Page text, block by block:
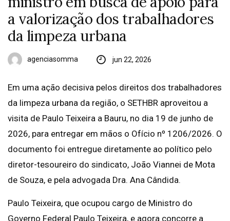
a valorização dos trabalhadores
da limpeza urbana
agenciasomma jun 22, 2026
Em uma ação decisiva pelos direitos dos trabalhadores
da limpeza urbana da região, o SETHBR aproveitou a
visita de Paulo Teixeira a Bauru, no dia 19 de junho de
2026, para entregar em mãos o Ofício nº 1206/2026. O
documento foi entregue diretamente ao político pelo
diretor-tesoureiro do sindicato, João Viannei de Mota
de Souza, e pela advogada Dra. Ana Cândida.
Paulo Teixeira, que ocupou cargo de Ministro do
Governo Federal Paulo Teixeira, e agora concorre a